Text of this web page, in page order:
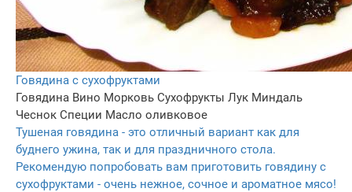
Говядина с сухофруктами
Говядина Вино Морковь Сухофрукты Лук Миндаль
Чеснок Специи Масло оливковое
Тушеная говядина - это отличный вариант как для
буднего ужина, так и для праздничного стола.
Рекомендую попробовать вам приготовить говядину с
сухофруктами - очень нежное, сочное и ароматное мясо!